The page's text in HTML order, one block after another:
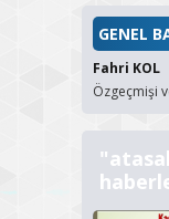
GENEL
Fahri KOL
Özgeçmişi